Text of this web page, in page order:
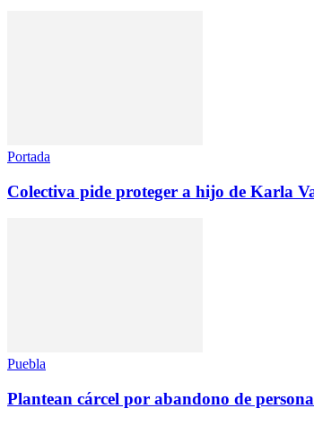
Portada
Colectiva pide proteger a hijo de Karla
Puebla
Plantean cárcel por abandono de